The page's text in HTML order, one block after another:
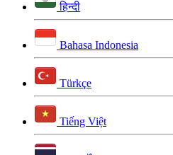
हिन्दी
Bahasa Indonesia
Türkçe
Tiếng Việt